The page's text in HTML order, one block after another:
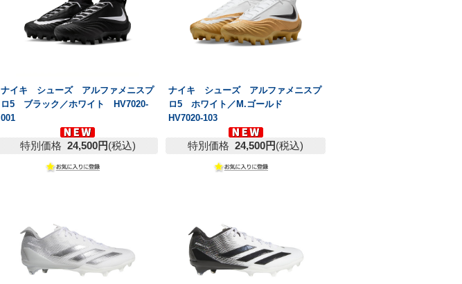
ナイキ シューズ アルファメニスプ
ロ5 ブラック／ホワイト HV7020-
001
特別価格 24,500円(税込)
ナイキ シューズ アルファメニスプ
ロ5 ホワイト／M.ゴールド
HV7020-103
特別価格 24,500円(税込)